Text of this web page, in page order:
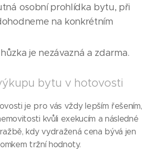
osobní prohlídka bytu, při
na konkrétním
je nezávazná a zdarma.
bytu v hotovosti
je pro vás vždy lepším řešením,
kvůli exekucím a následné
kdy vydražená cena bývá jen
tržní hodnoty.